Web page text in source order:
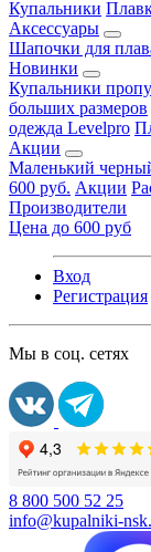
Купальники
Аксессуары
Шапочки для
Новинки
Купальники
больших размеров
одежда Levelpro
Акции
Маленький
600 руб. Акции
Производители
Цена до 600 руб
Вход
Регистрация
Мы в соц. сетях
8 800 500 52 25
info@kupalniki-